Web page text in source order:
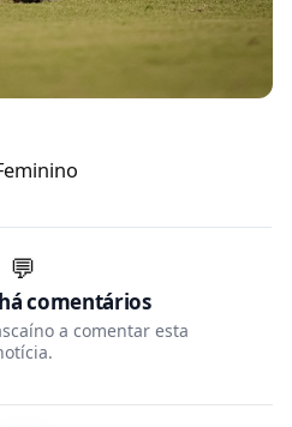
💬
comentários
a comentar esta